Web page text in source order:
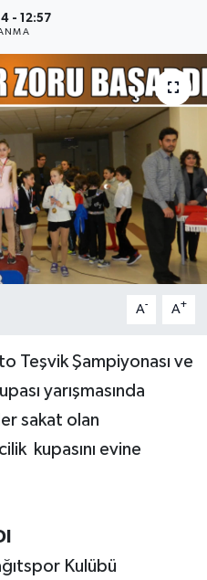
- 12:57
A- A+
Teşvik Şampiyonası ve
yarışmasında
sakat olan
kupasını evine
Kulübü